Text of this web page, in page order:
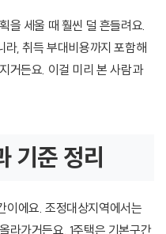
을 세울 때 훨씬 덜 흔들려요.
, 취득 부대비용까지 포함해
거든요. 이걸 미리 본 사람과
기준 정리
이에요. 조정대상지역에서는
라가거든요. 1주택은 기본구간